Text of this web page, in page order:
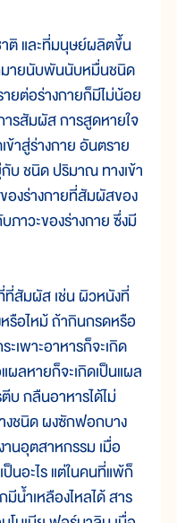
ติ และที่มนุษย์ผลิตขึ้น
มายนับพันนับหมื่นชนิด
ยต่อร่างกายก็มีไม่น้อย
รสัมผัส การสูดหายใจ
เข้าสู่ร่างกาย อันตราย
บ ชนิด ปริมาณ ทางเข้า
ของร่างกายที่สัมผัสของ
ภาวะของร่างกาย ซึ่งมี
ที่สัมผัส เช่น ผิวหนังที่
หรือไหม้ ถ้ากินกรดหรือ
ะเพาะอาหารก็จะเกิด
แผลหายก็จะเกิดเป็นแผล
ตีบ กลืนอาหารได้ไม่
งชนิด ผงซักฟอกบาง
านอุตสาหกรรม เมื่อ
เป็นอะไร แต่ในคนที่แพ้ก็
มีน้ำเหลืองไหลได้ สาร